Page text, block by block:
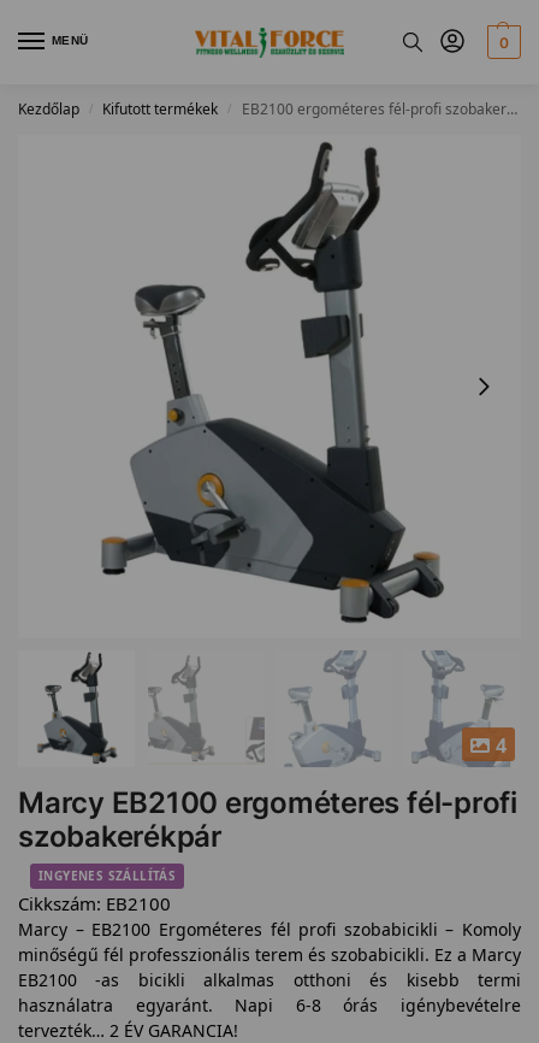
MENÜ 0
Kezdőlap / Kifutott termékek / EB2100 ergométeres fél-profi szobakerékpár
4
Marcy EB2100 ergométeres fél-profi
szobakerékpár
INGYENES SZÁLLÍTÁS
Cikkszám: EB2100
Marcy – EB2100 Ergométeres fél profi szobabicikli – Komoly
minőségű fél professzionális terem és szobabicikli. Ez a Marcy
EB2100 -as bicikli alkalmas otthoni és kisebb termi
használatra egyaránt. Napi 6-8 órás igénybevételre
tervezték… 2 ÉV GARANCIA!